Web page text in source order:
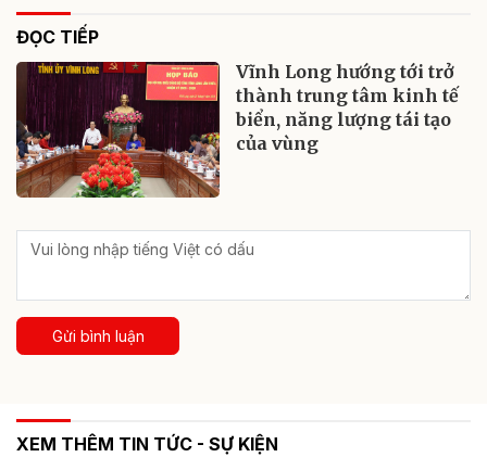
ĐỌC TIẾP
Vĩnh Long hướng tới trở
thành trung tâm kinh tế
biển, năng lượng tái tạo
của vùng
Gửi bình luận
XEM THÊM TIN TỨC - SỰ KIỆN